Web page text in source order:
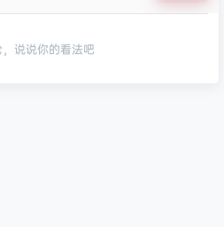
说说你的看法吧